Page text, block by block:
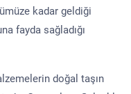
kadar geldiği
fayda sağladığı
doğal taşın